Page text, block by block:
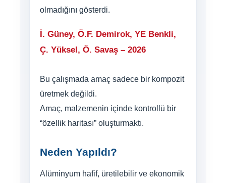
olmadığını gösterdi.
İ. Güney, Ö.F. Demirok, YE Benkli,
Ç. Yüksel, Ö. Savaş – 2026
Bu çalışmada amaç sadece bir kompozit
üretmek değildi.
Amaç, malzemenin içinde kontrollü bir
“özellik haritası” oluşturmaktı.
Neden Yapıldı?
Alüminyum hafif, üretilebilir ve ekonomik